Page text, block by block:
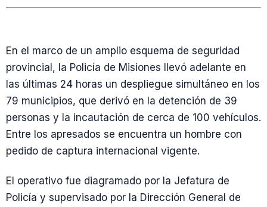
En el marco de un amplio esquema de seguridad
provincial, la Policía de Misiones llevó adelante en
las últimas 24 horas un despliegue simultáneo en los
79 municipios, que derivó en la detención de 39
personas y la incautación de cerca de 100 vehículos.
Entre los apresados se encuentra un hombre con
pedido de captura internacional vigente.
El operativo fue diagramado por la Jefatura de
Policía y supervisado por la Dirección General de